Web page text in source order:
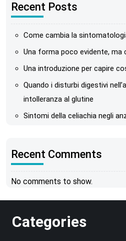
Recent Posts
Come cambia la
Una forma poco evidente, ma
Una introduzione per capire
Quando i disturbi digestivi
intolleranza al glutine
Sintomi della celiachia negli
Recent Comments
No comments to show.
Categories